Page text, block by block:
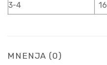
3-4
MNENJA (0)